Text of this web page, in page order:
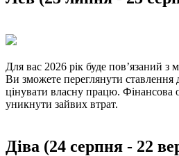
Для вас 2026 рік буде пов’язаний з
Ви зможете переглянути ставлення
цінувати власну працю. Фінансова
уникнути зайвих втрат.
Діва (24 серпня - 22